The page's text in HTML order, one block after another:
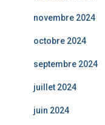
novembre 2024
octobre 2024
septembre 2024
juillet 2024
juin 2024